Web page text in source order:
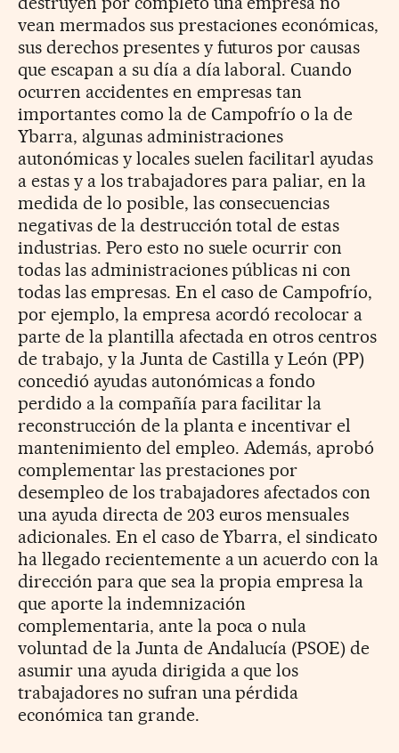
vean mermados sus prestaciones económicas,
sus derechos presentes y futuros por causas
que escapan a su día a día laboral. Cuando
ocurren accidentes en empresas tan
importantes como la de Campofrío o la de
Ybarra, algunas administraciones
autonómicas y locales suelen facilitarl ayudas
a estas y a los trabajadores para paliar, en la
medida de lo posible, las consecuencias
negativas de la destrucción total de estas
industrias. Pero esto no suele ocurrir con
todas las administraciones públicas ni con
todas las empresas. En el caso de Campofrío,
por ejemplo, la empresa acordó recolocar a
parte de la plantilla afectada en otros centros
de trabajo, y la Junta de Castilla y León (PP)
concedió ayudas autonómicas a fondo
perdido a la compañía para facilitar la
reconstrucción de la planta e incentivar el
mantenimiento del empleo. Además, aprobó
complementar las prestaciones por
desempleo de los trabajadores afectados con
una ayuda directa de 203 euros mensuales
adicionales. En el caso de Ybarra, el sindicato
ha llegado recientemente a un acuerdo con la
dirección para que sea la propia empresa la
que aporte la indemnización
complementaria, ante la poca o nula
voluntad de la Junta de Andalucía (PSOE) de
asumir una ayuda dirigida a que los
trabajadores no sufran una pérdida
económica tan grande.